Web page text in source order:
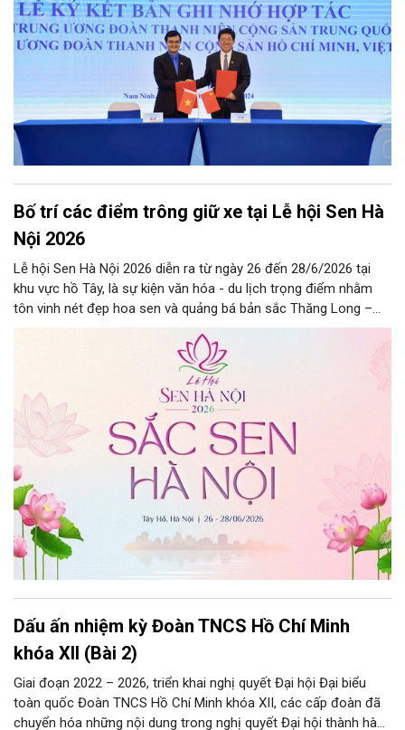
Bố trí các điểm trông giữ xe tại Lễ hội Sen Hà
Nội 2026
Lễ hội Sen Hà Nội 2026 diễn ra từ ngày 26 đến 28/6/2026 tại
khu vực hồ Tây, là sự kiện văn hóa - du lịch trọng điểm nhằm
tôn vinh nét đẹp hoa sen và quảng bá bản sắc Thăng Long –
Hà Nội.
Dấu ấn nhiệm kỳ Đoàn TNCS Hồ Chí Minh
khóa XII (Bài 2)
Giai đoạn 2022 – 2026, triển khai nghị quyết Đại hội Đại biểu
toàn quốc Đoàn TNCS Hồ Chí Minh khóa XII, các cấp đoàn đã
chuyển hóa những nội dung trong nghị quyết Đại hội thành hành